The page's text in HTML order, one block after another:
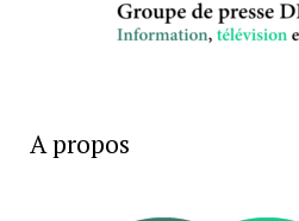
A propos